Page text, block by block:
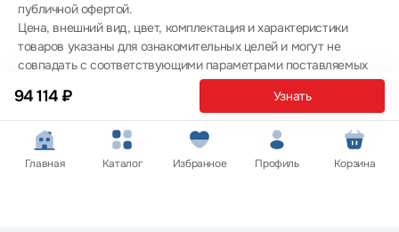
94 114 ₽ Узнать
публичной офертой.
Цена, внешний вид, цвет, комплектация и характеристики
товаров указаны для ознакомительных целей и могут не
совпадать с соответствующими параметрами поставляемых
товаров - уточняйте информацию у менеджера при
оформлении заказа.
Политика конфиденциальности
© 2012 — 2026 ООО «Эпл Тэк»
Главная Каталог Избранное Профиль Корзина